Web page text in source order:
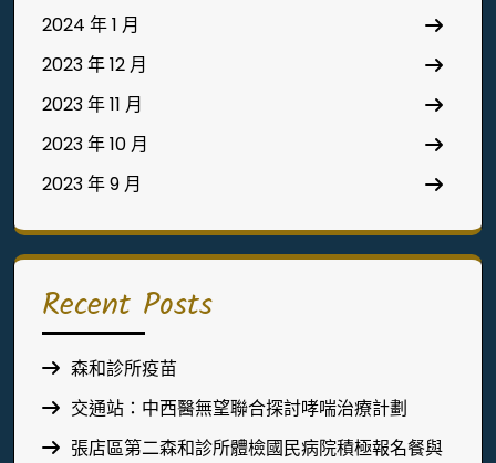
2024 年 1 月
2023 年 12 月
2023 年 11 月
2023 年 10 月
2023 年 9 月
Recent Posts
森和診所疫苗
交通站：中西醫無望聯合探討哮喘治療計劃
張店區第二森和診所體檢國民病院積極報名餐與